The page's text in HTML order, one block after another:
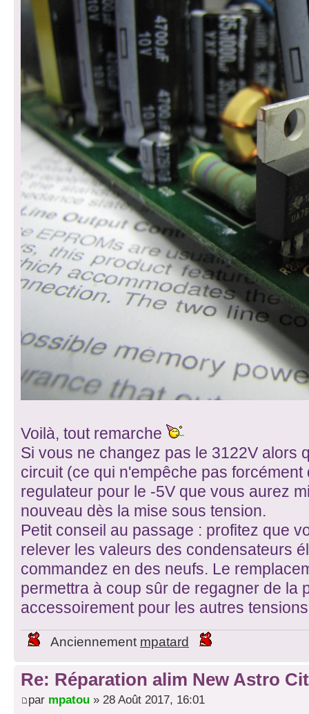
Voilà, tout remarche
Si vous ne changez pas le 3122V alors
circuit (ce qui n'empêche pas
regulateur pour le -5V que vous aurez
nouveau dès la mise sous tension.
Petit conseil au passage : profitez que
relever les valeurs des condensateurs
commandez en des neufs. Le
permettra à coup sûr de regagner de la
accessoirement pour les autres
Anciennement mpatard
Re: Réparation alim New Astro
par mpatou » 28 Août 2017, 16:01